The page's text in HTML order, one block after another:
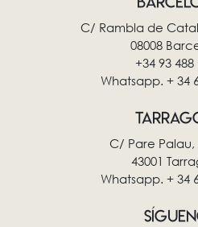
C/ Rambla de
08008
+34 93 488
Whatsapp. + 34
C/ Pare Palau,
43001
Whatsapp. + 34